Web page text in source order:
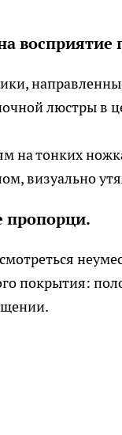
восприятие
люстры в
на тонких
визуально
пропорци.
покрытия: